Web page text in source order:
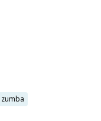
zumba